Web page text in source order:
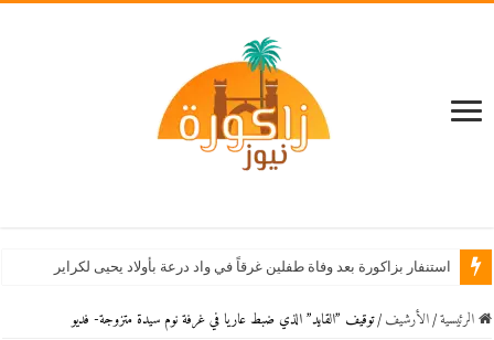
استنفار بزاكورة بعد وفاة طفلين غرقاً في واد درعة بأولاد يحيى لكراير
الرئيسية / اﻷرشيف /توقيف ”القايد” الذي ضبط عاريا في غرفة نوم سيدة متزوجة- فديو